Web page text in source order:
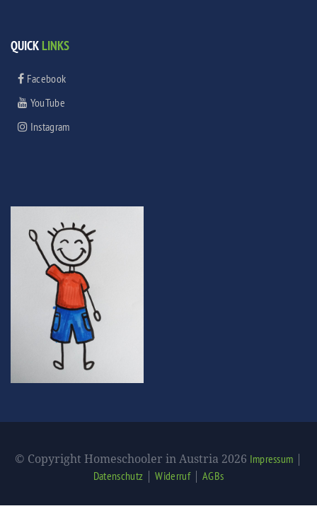
QUICKLINKS
Facebook
YouTube
Instagram
© Copyright Homeschooler in Austria 2026 Impressum |
Datenschutz |Widerruf| AGBs